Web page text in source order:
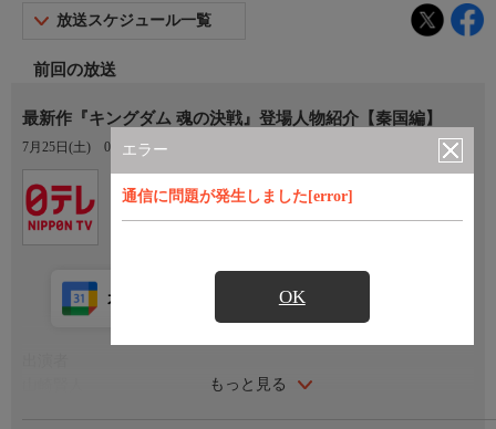
エラー
通信に問題が発生しました[error]
OK
放送スケジュール一覧
前回の放送
最新作『キングダム 魂の決戦』登場人物紹介【秦国編】
7月25日(土) 05:19〜05:24
日本テレビ
もっと見る
カレンダー登録 アプリ視聴